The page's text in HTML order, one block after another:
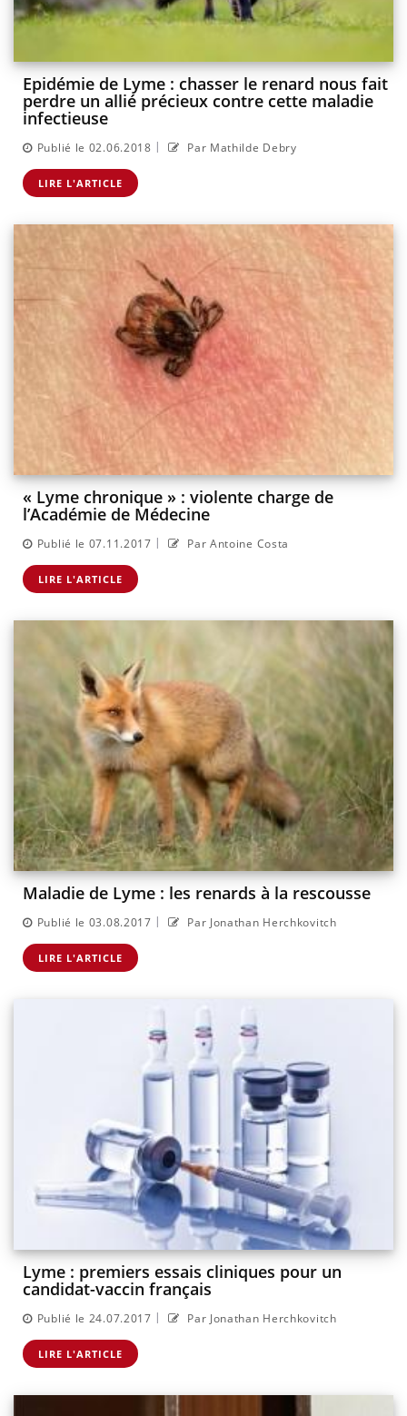
Epidémie de Lyme : chasser le renard nous fait
perdre un allié précieux contre cette maladie
infectieuse
Publié le 02.06.2018 | Par Mathilde Debry
LIRE L'ARTICLE
« Lyme chronique » : violente charge de
l’Académie de Médecine
Publié le 07.11.2017 | Par Antoine Costa
LIRE L'ARTICLE
Maladie de Lyme : les renards à la rescousse
Publié le 03.08.2017 | Par Jonathan Herchkovitch
LIRE L'ARTICLE
Lyme : premiers essais cliniques pour un
candidat-vaccin français
Publié le 24.07.2017 | Par Jonathan Herchkovitch
LIRE L'ARTICLE